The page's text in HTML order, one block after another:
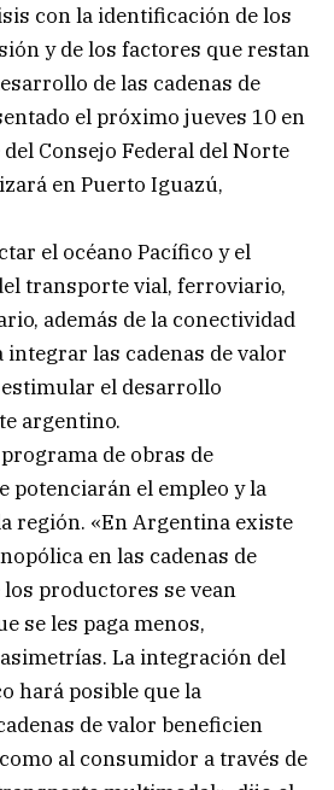
con la identificación de los
y de los factores que restan
de las cadenas de
el próximo jueves 10 en
Consejo Federal del Norte
en Puerto Iguazú,
el océano Pacífico y el
transporte vial, ferroviario,
además de la conectividad
integrar las cadenas de valor
el desarrollo
argentino.
de obras de
potenciarán el empleo y la
región. «En Argentina existe
en las cadenas de
productores se vean
se les paga menos,
La integración del
hará posible que la
de valor beneficien
al consumidor a través de